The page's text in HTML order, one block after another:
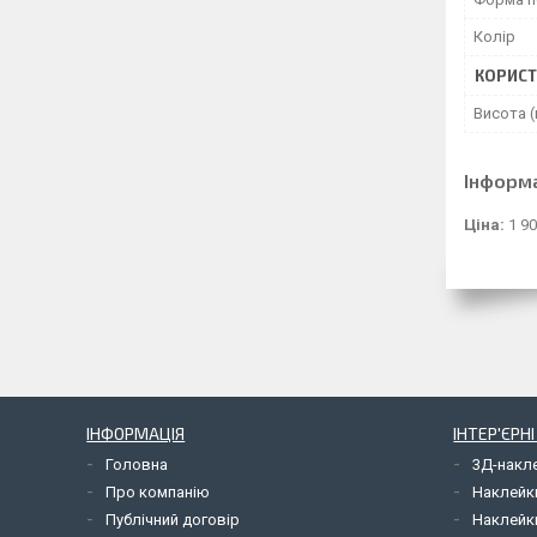
Колір
Висота
Ціна: 1
ІНФОРМАЦІЯ
Головна
Про компанію
Публічний договір
3Д-